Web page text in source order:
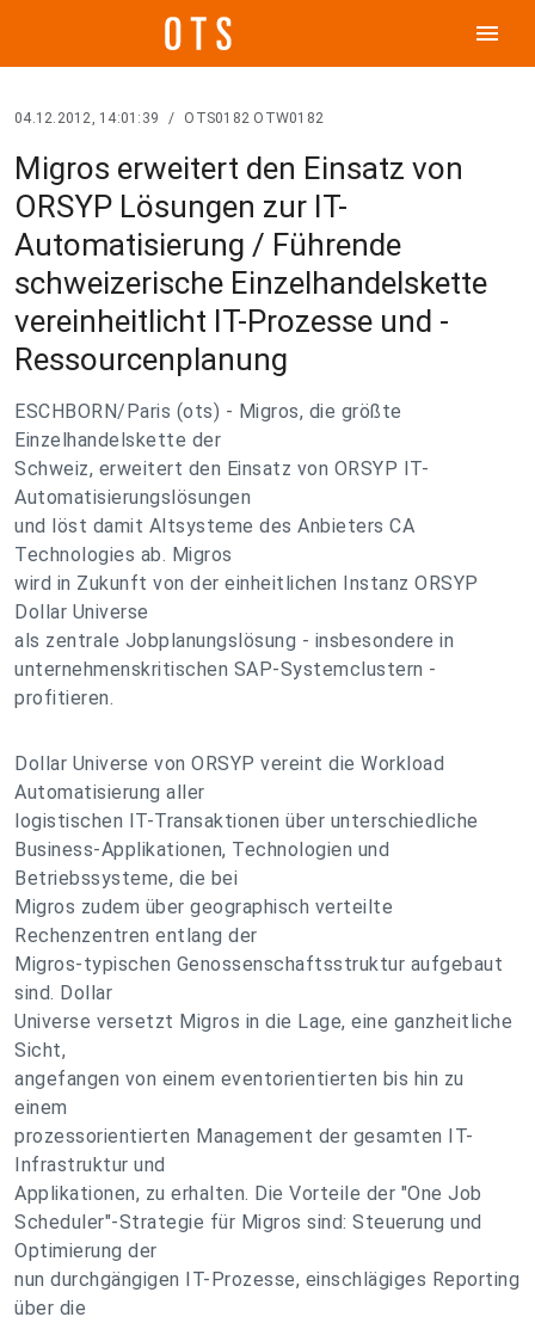
menu
04.12.2012, 14:01:39 / OTS0182 OTW0182
Migros erweitert den Einsatz von
ORSYP Lösungen zur IT-
Automatisierung / Führende
schweizerische Einzelhandelskette
vereinheitlicht IT-Prozesse und -
Ressourcenplanung
ESCHBORN/Paris (ots) - Migros, die größte
Einzelhandelskette der
Schweiz, erweitert den Einsatz von ORSYP IT-
Automatisierungslösungen
und löst damit Altsysteme des Anbieters CA
Technologies ab. Migros
wird in Zukunft von der einheitlichen Instanz ORSYP
Dollar Universe
als zentrale Jobplanungslösung - insbesondere in
unternehmenskritischen SAP-Systemclustern -
profitieren.
Dollar Universe von ORSYP vereint die Workload
Automatisierung aller
logistischen IT-Transaktionen über unterschiedliche
Business-Applikationen, Technologien und
Betriebssysteme, die bei
Migros zudem über geographisch verteilte
Rechenzentren entlang der
Migros-typischen Genossenschaftsstruktur aufgebaut
sind. Dollar
Universe versetzt Migros in die Lage, eine ganzheitliche
Sicht,
angefangen von einem eventorientierten bis hin zu
einem
prozessorientierten Management der gesamten IT-
Infrastruktur und
Applikationen, zu erhalten. Die Vorteile der "One Job
Scheduler"-Strategie für Migros sind: Steuerung und
Optimierung der
nun durchgängigen IT-Prozesse, einschlägiges Reporting
über die